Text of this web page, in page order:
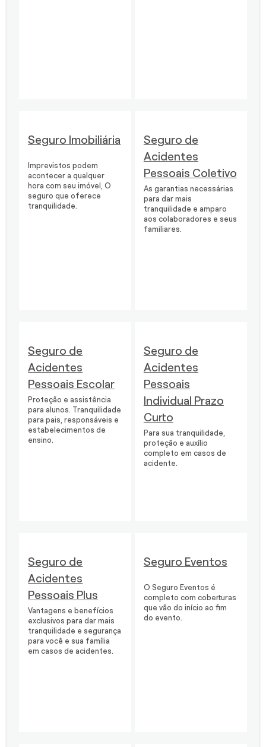
Seguro Imobiliária
Imprevistos podem
acontecer a qualquer
hora com seu imóvel, O
seguro que oferece
tranquilidade.
Seguro de
Acidentes
Pessoais Coletivo
As garantias necessárias
para dar mais
tranquilidade e amparo
aos colaboradores e seus
familiares.
Seguro de
Acidentes
Pessoais Escolar
Proteção e assistência
para alunos. Tranquilidade
para pais, responsáveis e
estabelecimentos de
ensino.
Seguro de
Acidentes
Pessoais
Individual Prazo
Curto
Para sua tranquilidade,
proteção e auxílio
completo em casos de
acidente.
Seguro de
Acidentes
Pessoais Plus
Vantagens e benefícios
exclusivos para dar mais
tranquilidade e segurança
para você e sua família
em casos de acidentes.
Seguro Eventos
O Seguro Eventos é
completo com coberturas
que vão do início ao fim
do evento.